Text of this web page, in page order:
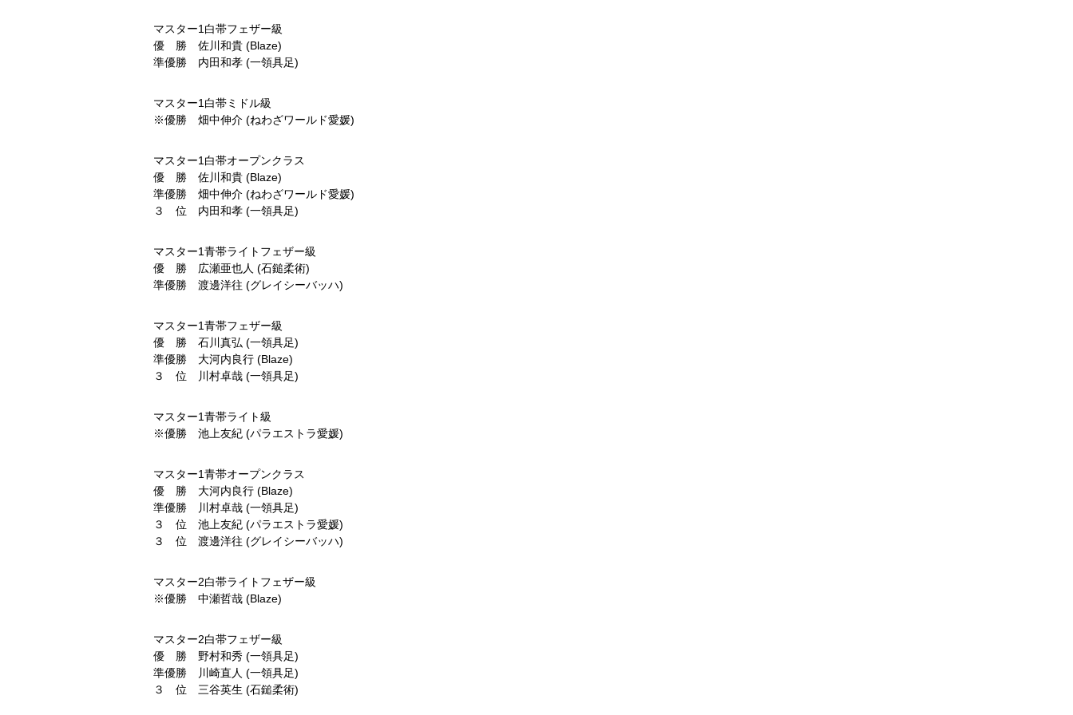
マスター1白帯フェザー級
優 勝 佐川和貴 (Blaze)
準優勝 内田和孝 (一領具足)
マスター1白帯ミドル級
※優勝 畑中伸介 (ねわざワールド愛媛)
マスター1白帯オープンクラス
優 勝 佐川和貴 (Blaze)
準優勝 畑中伸介 (ねわざワールド愛媛)
３ 位 内田和孝 (一領具足)
マスター1青帯ライトフェザー級
優 勝 広瀬亜也人 (石鎚柔術)
準優勝 渡邊洋往 (グレイシーバッハ)
マスター1青帯フェザー級
優 勝 石川真弘 (一領具足)
準優勝 大河内良行 (Blaze)
３ 位 川村卓哉 (一領具足)
マスター1青帯ライト級
※優勝 池上友紀 (パラエストラ愛媛)
マスター1青帯オープンクラス
優 勝 大河内良行 (Blaze)
準優勝 川村卓哉 (一領具足)
３ 位 池上友紀 (パラエストラ愛媛)
３ 位 渡邊洋往 (グレイシーバッハ)
マスター2白帯ライトフェザー級
※優勝 中瀬哲哉 (Blaze)
マスター2白帯フェザー級
優 勝 野村和秀 (一領具足)
準優勝 川崎直人 (一領具足)
３ 位 三谷英生 (石鎚柔術)